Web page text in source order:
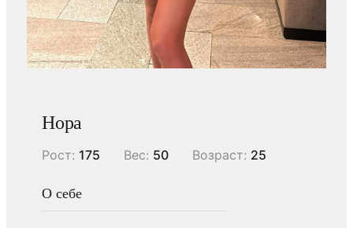
Нора
Рост: 175 Вес: 50 Возраст: 25
О себе